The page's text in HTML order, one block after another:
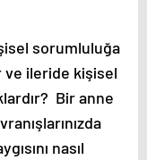
sorumluluğa
ve ileride kişisel
Bir anne
nasıl